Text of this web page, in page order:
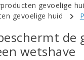
gevoelige
gevoelige huid
de
wetshave